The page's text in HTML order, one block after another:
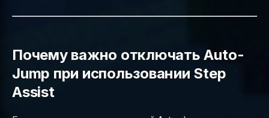
Почему важно отключать Auto-
Jump при использовании Step
Assist